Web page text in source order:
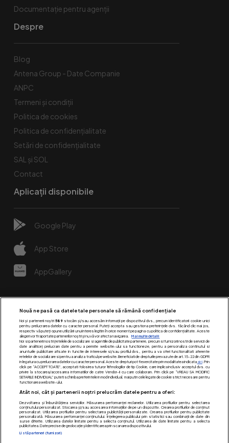
Documentație pentru agenții
Despre
Blog
Antena Group - Date Companie
ANPC
Termeni și condiții
Politica de cookies
Politica de confidențialitate
Setări de confidențialitate
SAL și SOL
Contact
Aplicații disponibile
Google Play
App Store
AppGallery
Urmărește-ne pe:
Nouă ne pasă ca datele tale personale să rămână confidențiale
Noi și partenerii noștri 589stocăm și/sau accesăm informații pe dispozitivul dvs., precum identificatorii cookie unici
pentru prelucrarea datelor cu caracter personal. Puteți accepta sau gestiona preferințele dvs. făcând clic mai jos,
respectiv vă puteți opune utilizării unui interes legitim în orice moment pe pagina cu politica de confidențialitate. Aceste
alegeri vor fi raportate partenerilor noștri și nu vă vor afecta navigarea.
Mai multe detalii
Noi si partenerii nostri (retelele de socializare si agentiile de publicitate partenere, precum si furnizorii nostri de servicii de
date analitice) prelucram date pentru a permite website-ului sa functioneze, pentru a personaliza continutul si
anunturile publicitare afisate in functie de interesele si/sau profilul dvs., pentru a va oferi functionalitati aferente
retelelor de socializare si pentru a analiza traficul pe website. Beneficiati de drepturile prevazute de art. 15-22 din GDPR
in legatura cu prelucrarea datelor cu caracter personal. Aceste drepturi pot fi exercitate prin modalitatea indicataaici. Prin
click pe “ACCEPT TOATE”, acceptati folosirea tuturor Tehnologiilor de tip Cookie, care implica inclusiv acceptul dvs. cu
privire la stocarea/accesarea informatiilor de catre Vendor-ii cu care colaboram. Prin click pe “VREAU SA MODIFIC
SETARILE INDIVIDUAL” puteti schimba preferintele in mod individual, mai putin cele legate de cookie strict necesare pentru
functionarea website-ului.
Atât noi, cât și partenerii noștri prelucrăm datele pentru a oferi:
Dezvoltarea și îmbunătățirea serviciilor. Măsurarea performanței reclamelor. Utilizarea profilurilor pentru selectarea
conținutului personalizat. Stocarea și/sau accesarea informațiilor de pe un dispozitiv. Crearea profilurilor de conținut
personalizat. Utilizarea profilurilor pentru selectarea publicității personalizate. Crearea profilurilor pentru publicitate
personalizată. Măsurarea performanței conținutului. Înțelegerea publicului prin statistici sau combinații de date din
surse diferite. Utilizarea datelor limitate pentru a selecta conținutul. Utilizarea de date limitate pentru a selecta
publicitatea. Date precise de geolocație și identificarea prin scanarea dispozitivului.
Listă parteneri (furnizori)